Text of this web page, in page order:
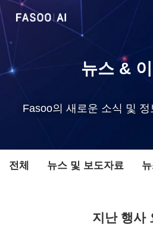
뉴스 &
Fasoo의 새로운 소식 및
전체 뉴스 및 보도자료
지난 행사